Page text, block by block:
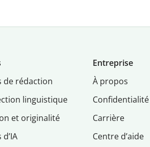
de rédaction
linguistique
et originalité
Entreprise
À propos
Confidentialité
Carrière
Centre d’aide